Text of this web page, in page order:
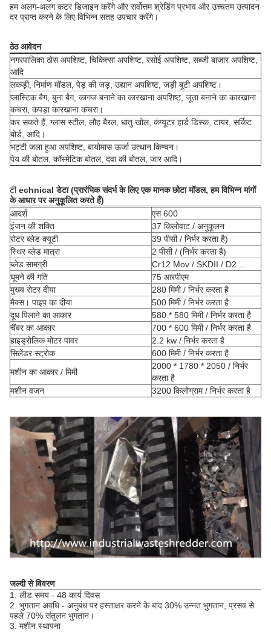
हम अलग-अलग कटर डिजाइन करेंगे और सर्वोत्तम श्रेडिंग प्रभाव और उच्चतम उत्पादन
दर प्राप्त करने के लिए विभिन्न सतह उपचार करेंगे।
ठेठ आवेदन
नगरपालिका ठोस अपशिष्ट, चिकित्सा अपशिष्ट, रसोई अपशिष्ट, सब्जी बाजार अपशिष्ट,
आदि
लकड़ी, निर्माण मॉडल, पेड़ की जड़, उद्यान अपशिष्ट, जड़ी बूटी अपशिष्ट।
प्लास्टिक बैग, बुना बैग, कागज बनाने का कारखाना अपशिष्ट, जूता बनाने का कारखाना
कचरा, कपड़ा कारखाना कचरा।
कर सकते हैं, ग्लास स्टील, लौह बैरल, धातु खोल, कंप्यूटर हार्ड डिस्क, टायर, सर्किट
बोर्ड, आदि।
भट्टी जला हुआ अपशिष्ट, बायोमास ऊर्जा उत्थान किण्वन।
पेय की बोतल, कॉस्मेटिक बोतल, दवा की बोतल, जार आदि।
टी echnical डेटा (प्रारंभिक संदर्भ के लिए एक मानक छोटा मॉडल, हम विभिन्न मांगों
के आधार पर अनुकूलित करते हैं)
आदर्श
एस 600
इंजन की शक्ति
37 किलोवाट / अनुकूलन
रोटर ब्लेड क्यूटी
39 पीसी / निर्भर करता है)
स्थिर ब्लेड मात्रा
2 पीसी / (निर्भर करता है)
ब्लेड सामग्री
Cr12 Mov / SKDII / D2 ...
घूमने की गति
75 आरपीएम
मुख्य रोटर दीया
280 मिमी / निर्भर करता है
मैक्स। पाइप का दीया
500 मिमी / निर्भर करता है
दूध पिलाने का आकार
580 * 580 मिमी / निर्भर करता है
चैंबर का आकार
700 * 600 मिमी / निर्भर करता है
हाइड्रोलिक मोटर पावर
2.2 kw / निर्भर करता है
सिलेंडर स्ट्रोक
600 मिमी / निर्भर करता है
मशीन का आकार / मिमी
2000 * 1780 * 2050 / निर्भर
करता है
मशीन वजन
3200 किलोग्राम / निर्भर करता है
जल्दी से विवरण
1. लीड समय - 48 कार्य दिवस
2. भुगतान अवधि - अनुबंध पर हस्ताक्षर करने के बाद 30% उन्नत भुगतान, प्रसव से
पहले 70% संतुलन भुगतान।
3. मशीन स्थापना